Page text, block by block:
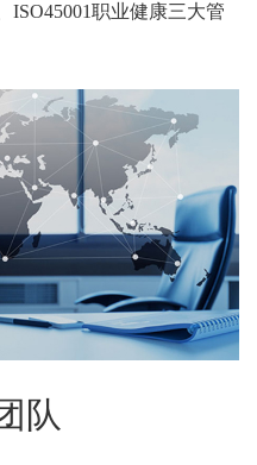
ISO45001职业健康三大管
队